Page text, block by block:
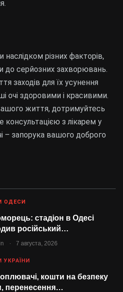
ОДЕСИ
стадіон в Одесі
російський…
. 7 августа, 2026
УКРАЇНИ
кошти на безпеку
перенесення…
різних факторів,
до серйозних захворювань.
заходів для їх усунення
очі здоровими і красивими.
життя, дотримуйтесь
консультацією з лікарем у
– запорука вашого доброго